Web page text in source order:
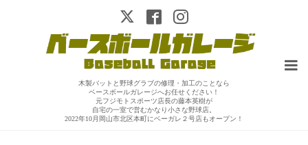
木製バットと野球グラブの修理・加工のことなら
ベースボールガレージへお任せください！
元フジモトスポーツ店長の藤本英樹が
自宅の一室で営むかなり小さな野球店。
2022年10月岡山市北区本町にベーガレ２号店もオープン！